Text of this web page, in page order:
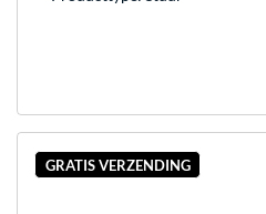
GRATIS VERZENDING